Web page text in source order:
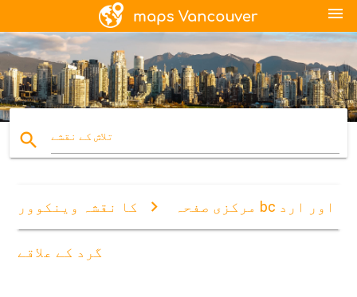
menu
search تلاش کے نقشے
مرکزی صفحہ کا نقشہ وینکوور bc اور ارد
گرد کے علاقے